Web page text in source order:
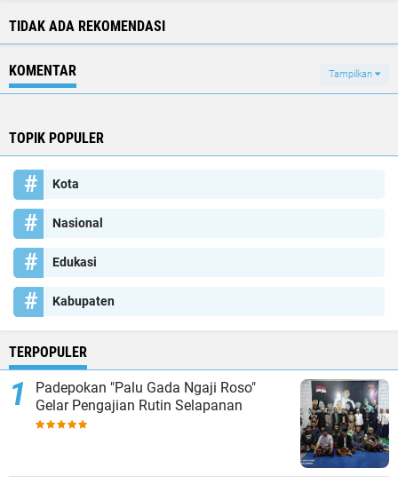
TIDAK ADA REKOMENDASI
KOMENTAR Tampilkan
TOPIK POPULER
Kota
Nasional
Edukasi
Kabupaten
TERPOPULER
Padepokan "Palu Gada Ngaji Roso"
Gelar Pengajian Rutin Selapanan